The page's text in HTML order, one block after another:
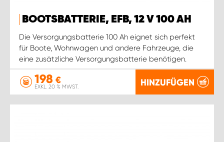
BOOTSBATTERIE, EFB, 12 V 100 AH
Die Versorgungsbatterie 100 Ah eignet sich perfekt
für Boote, Wohnwagen und andere Fahrzeuge, die
eine zusätzliche Versorgungsbatterie benötigen.
198 €
EXKL. 20 % MWST. HINZUFÜGEN